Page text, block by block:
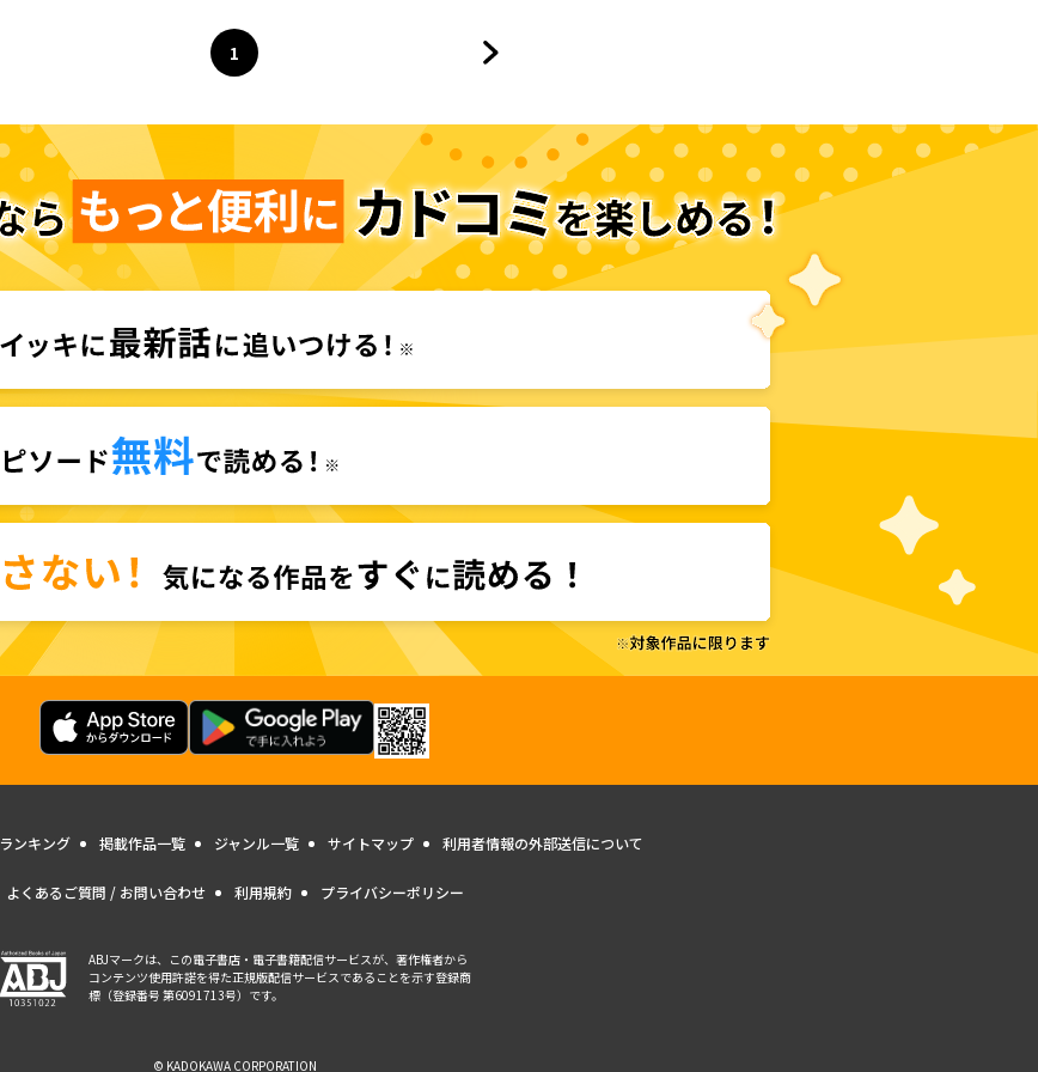
ページ
1
へ
ランキング 掲載作品一覧 ジャンル一覧 サイトマップ 利用者情報の外部送信について
よくあるご質問 / お問い合わせ 利用規約 プライバシーポリシー
ABJマークは、この電子書店・電子書籍配信サービスが、著作権者から
コンテンツ使用許諾を得た正規版配信サービスであることを示す登録商
標（登録番号 第6091713号）です。
© KADOKAWA CORPORATION